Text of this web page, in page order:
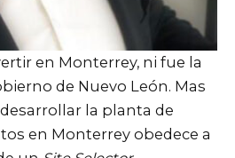
en Monterrey, ni fue la
de Nuevo León. Mas
la planta de
en Monterrey obedece a